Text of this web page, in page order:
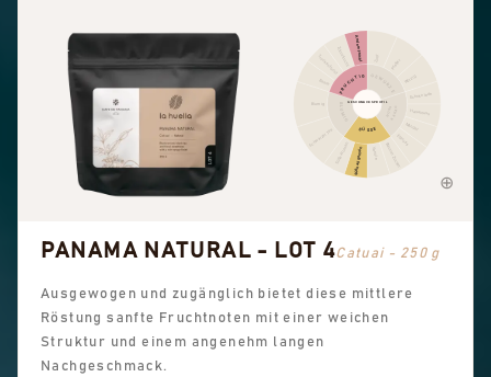
Pfeffer
Würzig
Schokolade
Haselnuss
Mandel
Erdnuss
Süße allgemein
Süße Aromen
Schwarzer Tee
Blumig
Beere
Trockenfrucht Zitrusfrucht Andere Frucht
SÜSSE
FRUCHTIG
GESCHMACKSPROFIL
PANAMA NATURAL - LOT 4Catuai - 250 g
Ausgewogen und zugänglich bietet diese mittlere
Röstung sanfte Fruchtnoten mit einer weichen
Struktur und einem angenehm langen
Nachgeschmack.